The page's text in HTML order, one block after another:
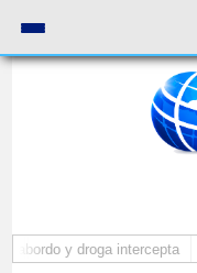
y droga intercepta